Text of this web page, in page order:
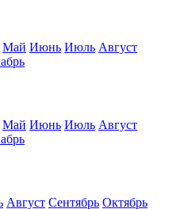
Май Июнь Июль Август
Май Июнь Июль Август
Август Сентябрь Октябрь